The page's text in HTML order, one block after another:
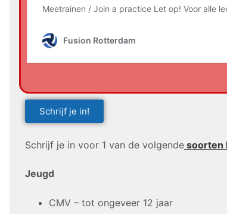
Schrijf je in!
Schrijf je in voor 1 van de volgende soorten
Jeugd
CMV – tot ongeveer 12 jaar